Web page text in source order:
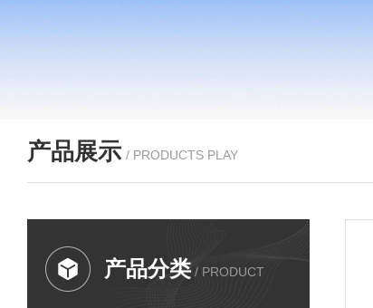
产品展示 / PRODUCTS PLAY
产品分类 / PRODUCT